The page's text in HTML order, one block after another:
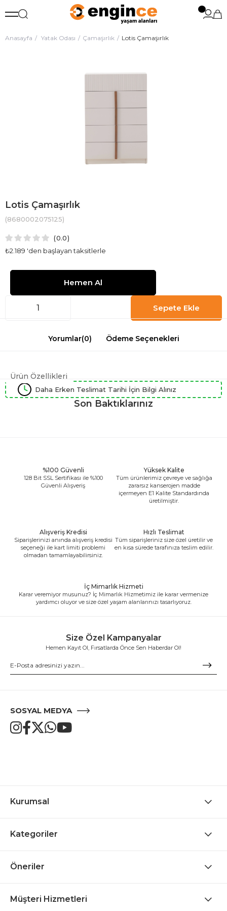
Anasayfa Yatak Odası Çamaşırlık Lotis Çamaşırlık
Lotis Çamaşırlık
(8680002075125)
0.0
₺2.189 'den başlayan taksitlerle
Yorumlar(0) Ödeme Seçenekleri
Ürün Özellikleri
Daha Erken Teslimat Tarihi İçin Bilgi Alınız
Son Baktıklarınız
%100 Güvenli
128 Bit SSL Sertifikası ile %100
Güvenli Alışveriş
Yüksek Kalite
Tüm ürünlerimiz çevreye ve sağlığa
zararsız kanserojen madde
içermeyen E1 Kalite Standardında
üretilmiştir.
Alışveriş Kredisi
Siparişlerinizi anında alışveriş kredisi
seçeneği ile kart limiti problemi
olmadan tamamlayabilirsiniz.
Hızlı Teslimat
Tüm siparişleriniz size özel üretilir ve
en kısa sürede tarafınıza teslim edilir.
İç Mimarlık Hizmeti
Karar veremiyor musunuz? İç Mimarlık Hizmetimiz ile karar vermenize
yardımcı oluyor ve size özel yaşam alanlarınızı tasarlıyoruz.
Size Özel Kampanyalar
Hemen Kayıt Ol, Fırsatlarda Önce Sen Haberdar Ol!
SOSYAL MEDYA
Kurumsal
Kategoriler
Öneriler
Müşteri Hizmetleri